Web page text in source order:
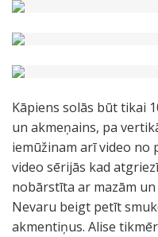
Kāpiens solās būt tikai
un akmeņains, pa
iemūžinam arī video no
video sērijās kad
nobārstīta ar mazām
Nevaru beigt petīt
akmentiņus. Alise